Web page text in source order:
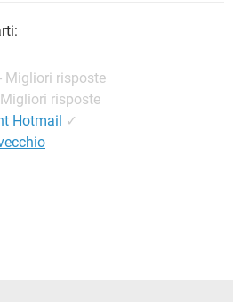
Migliori risposte
risposte
Hotmail ✓